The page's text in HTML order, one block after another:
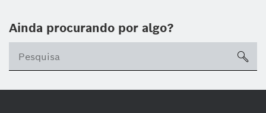
Ainda procurando por algo?